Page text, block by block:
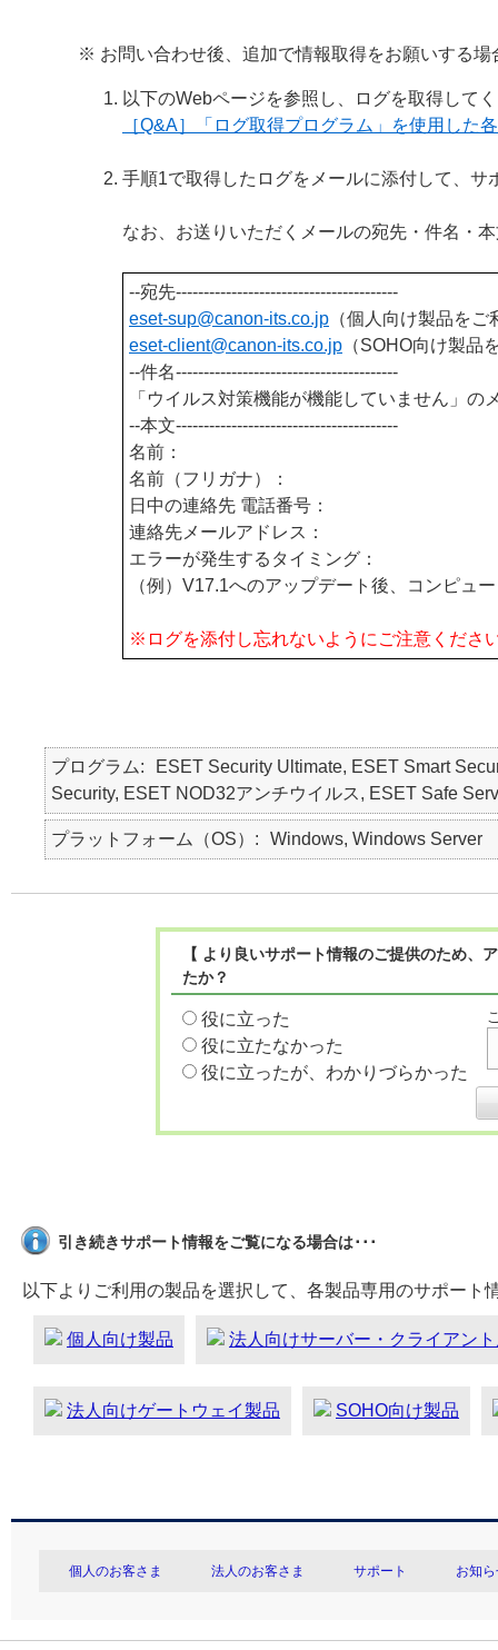
※ お問い合わせ後、追加で情報取得をお願いする
以下のWebページを参照し、ログを取得して
［Q&A］「ログ取得プログラム」を使用した
手順1で取得したログをメールに添付して、
なお、お送りいただくメールの宛先・件名・
--宛先----------------------------------------
eset-sup@canon-its.co.jp （個人向け製品を
eset-client@canon-its.co.jp （SOHO向け製品
--件名----------------------------------------
「ウイルス対策機能が機能していません」の
--本文----------------------------------------
名前：
名前（フリガナ）：
日中の連絡先 電話番号：
連絡先メールアドレス：
エラーが発生するタイミング：
（例）V17.1へのアップデート後、コンピュ
※ログを添付し忘れないようにご注意くださ
プログラム
ESET Security Ultimate, ESET Smart
Security, ESET NOD32アンチウイルス, ESET Safe
プラットフォーム（OS） Windows, Windows Server
【 より良いサポート情報のご提供のため
たか？
役に立った
役に立たなかった
役に立ったが、わかりづらかった
引き続きサポート情報をご覧になる場合は･･･
以下よりご利用の製品を選択して、各製品専用のサポート
個人向け製品 法人向けサーバー・クライアン
法人向けゲートウェイ製品 SOHO向け製品
個人のお客さま 法人のお客さま サポート お知